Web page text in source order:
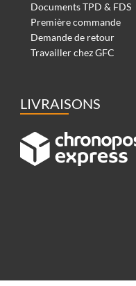
Documents TPD & FDS
Première commande
Demande de retour
Travailler chez GFC
LIVRAISONS